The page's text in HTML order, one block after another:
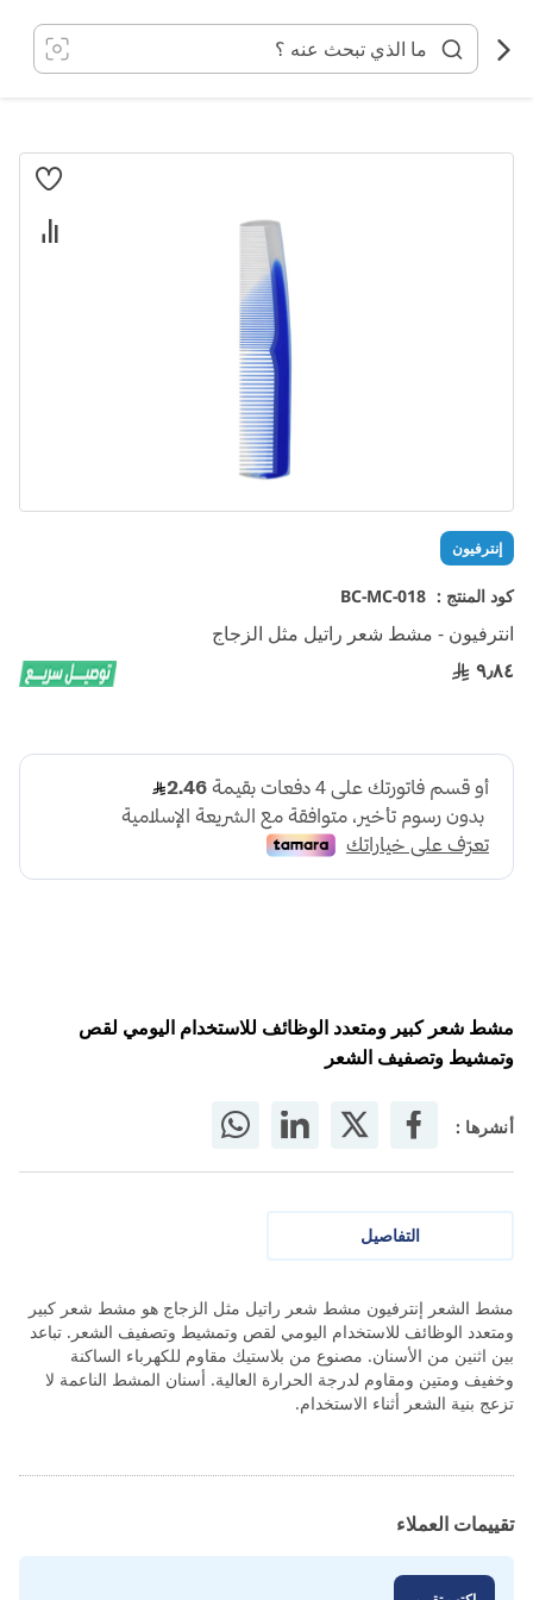
المحتوى
إنترفيون
كود المنتج : BC-MC-018
انترفيون - مشط شعر راتيل مثل الزجاج
٩٫٨٤
مشط شعر كبير ومتعدد الوظائف للاستخدام اليومي لقص
وتمشيط وتصفيف الشعر
أنشرها :
انتقل
تخطي
إلى
بداية
معرض
الصور
التفاصيل
مشط الشعر إنترفيون مشط شعر راتيل مثل الزجاج هو مشط شعر كبير
ومتعدد الوظائف للاستخدام اليومي لقص وتمشيط وتصفيف الشعر. تباعد
بين اثنين من الأسنان. مصنوع من بلاستيك مقاوم للكهرباء الساكنة
وخفيف ومتين ومقاوم لدرجة الحرارة العالية. أسنان المشط الناعمة لا
تزعج بنية الشعر أثناء الاستخدام.
تقييمات العملاء